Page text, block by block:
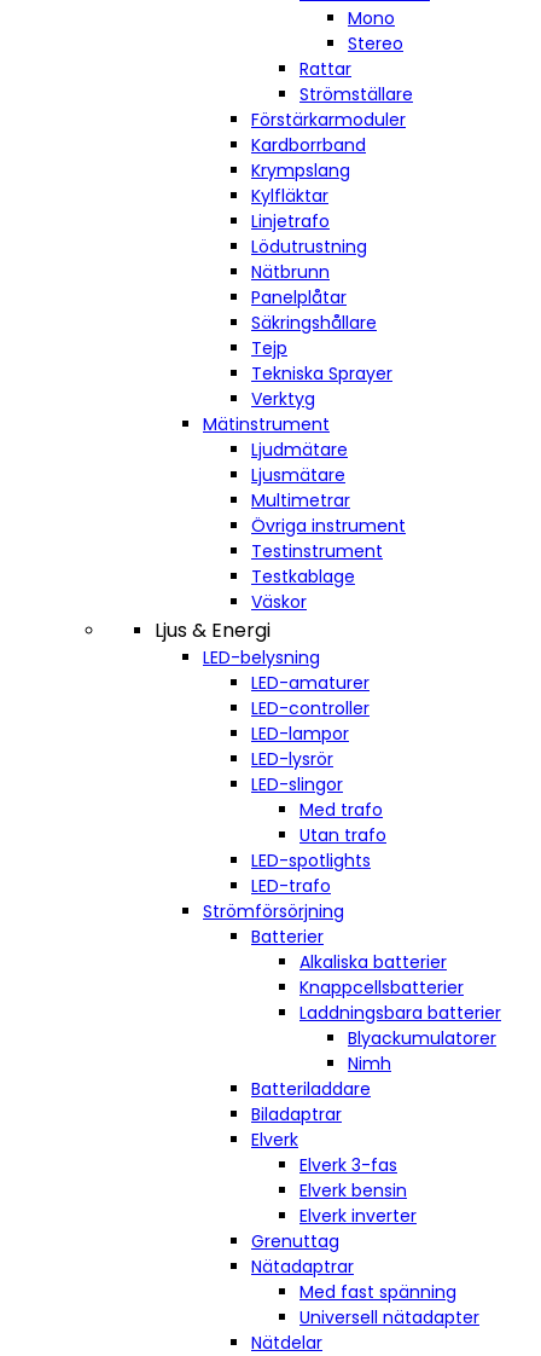
Mono
Stereo
Rattar
Strömställare
Förstärkarmoduler
Kardborrband
Krympslang
Kylfläktar
Linjetrafo
Lödutrustning
Nätbrunn
Panelplåtar
Säkringshållare
Tejp
Tekniska Sprayer
Verktyg
Mätinstrument
Ljudmätare
Ljusmätare
Multimetrar
Övriga instrument
Testinstrument
Testkablage
Väskor
Ljus & Energi
LED-belysning
LED-amaturer
LED-controller
LED-lampor
LED-lysrör
LED-slingor
Med trafo
Utan trafo
LED-spotlights
LED-trafo
Strömförsörjning
Batterier
Alkaliska batterier
Knappcellsbatterier
Laddningsbara batterier
Blyackumulatorer
Nimh
Batteriladdare
Biladaptrar
Elverk
Elverk 3-fas
Elverk bensin
Elverk inverter
Grenuttag
Nätadaptrar
Med fast spänning
Universell nätadapter
Nätdelar